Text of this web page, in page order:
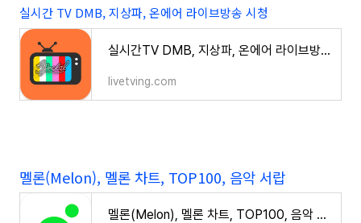
실시간 TV DMB, 지상파, 온에어 라이브방송 시청
실시간TV DMB, 지상파, 온에어 라이브방송 시청
livetving.com
멜론(Melon), 멜론 차트, TOP100, 음악 서랍
멜론(Melon), 멜론 차트, TOP100, 음악 서랍